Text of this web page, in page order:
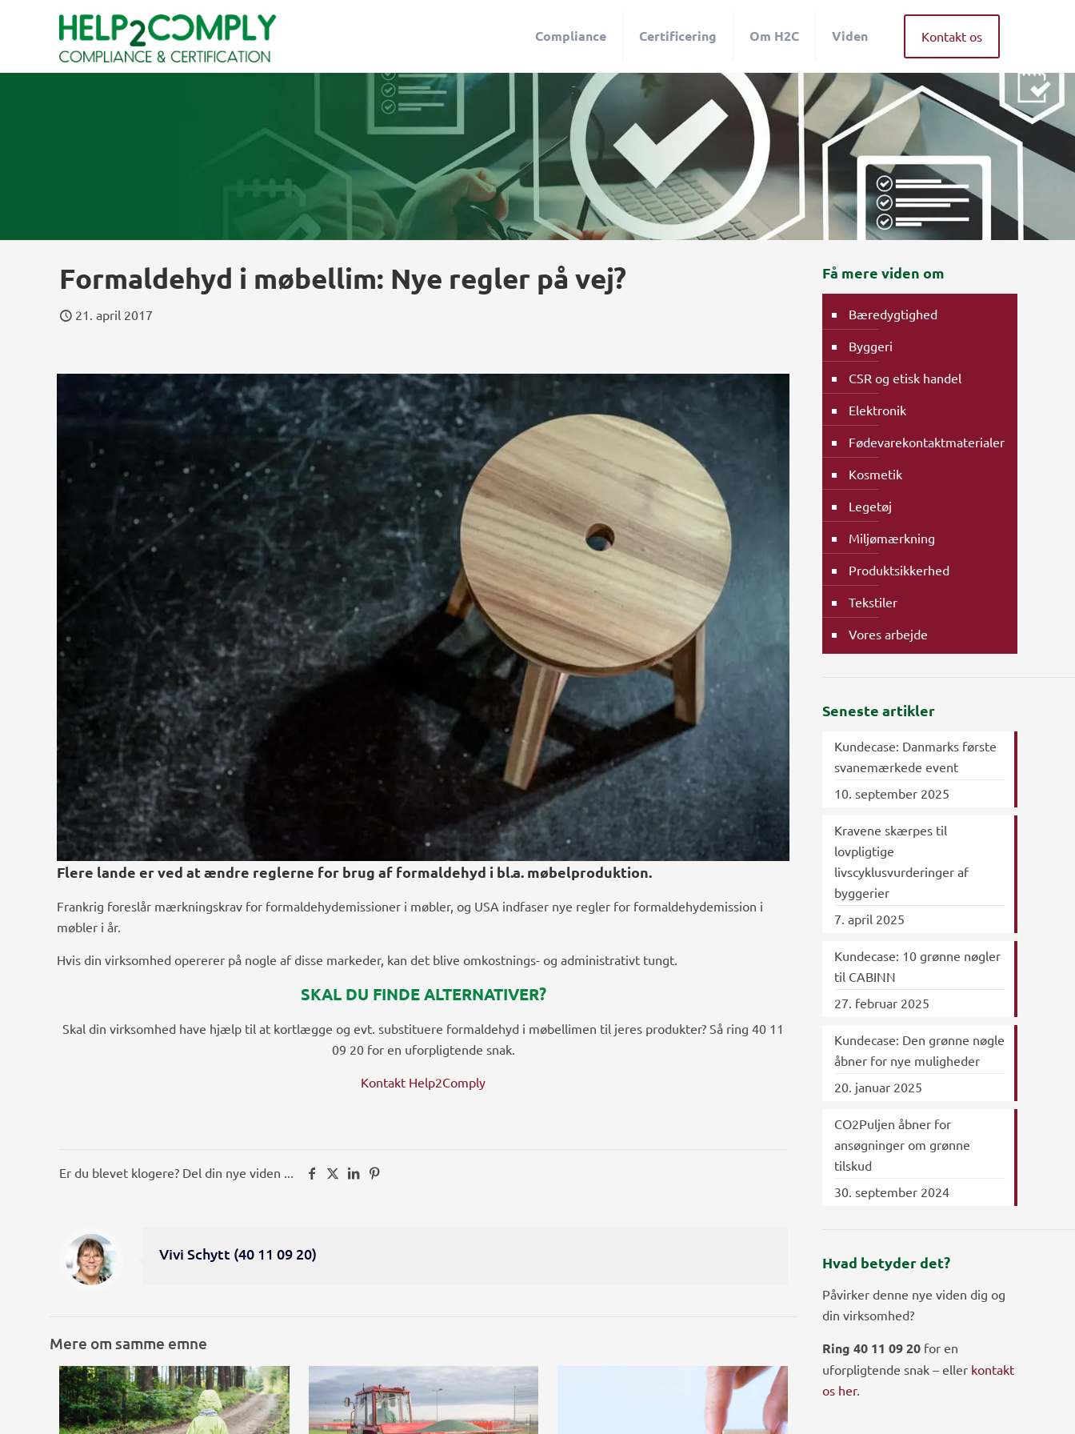
Compliance Certificering Om H2C Viden Kontakt os
Formaldehyd i møbellim: Nye regler på vej?
21. april 2017
Flere lande er ved at ændre reglerne for brug af formaldehyd i bl.a. møbelproduktion.
Frankrig foreslår mærkningskrav for formaldehydemissioner i møbler, og USA indfaser nye regler for formaldehydemission i
møbler i år.
Hvis din virksomhed opererer på nogle af disse markeder, kan det blive omkostnings- og administrativt tungt.
SKAL DU FINDE ALTERNATIVER?
Skal din virksomhed have hjælp til at kortlægge og evt. substituere formaldehyd i møbellimen til jeres produkter? Så ring 40 11
09 20 for en uforpligtende snak.
Kontakt Help2Comply
Er du blevet klogere? Del din nye viden ...
Vivi Schytt (40 11 09 20)
Mere om samme emne
Få mere viden om
Bæredygtighed
Byggeri
CSR og etisk handel
Elektronik
Fødevarekontaktmaterialer
Kosmetik
Legetøj
Miljømærkning
Produktsikkerhed
Tekstiler
Vores arbejde
Seneste artikler
Kundecase: Danmarks første
svanemærkede event
10. september 2025
Kravene skærpes til
lovpligtige
livscyklusvurderinger af
byggerier
7. april 2025
Kundecase: 10 grønne nøgler
til CABINN
27. februar 2025
Kundecase: Den grønne nøgle
åbner for nye muligheder
20. januar 2025
CO2Puljen åbner for
ansøgninger om grønne
tilskud
30. september 2024
Hvad betyder det?
Påvirker denne nye viden dig og
din virksomhed?
Ring 40 11 09 20for en
uforpligtende snak – eller kontakt
os her.